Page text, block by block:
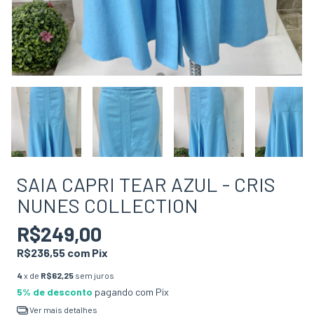
SAIA CAPRI TEAR AZUL - CRIS
NUNES COLLECTION
R$249,00
R$236,55 com Pix
4 x de R$62,25 sem juros
5% de desconto pagando com Pix
Ver mais detalhes